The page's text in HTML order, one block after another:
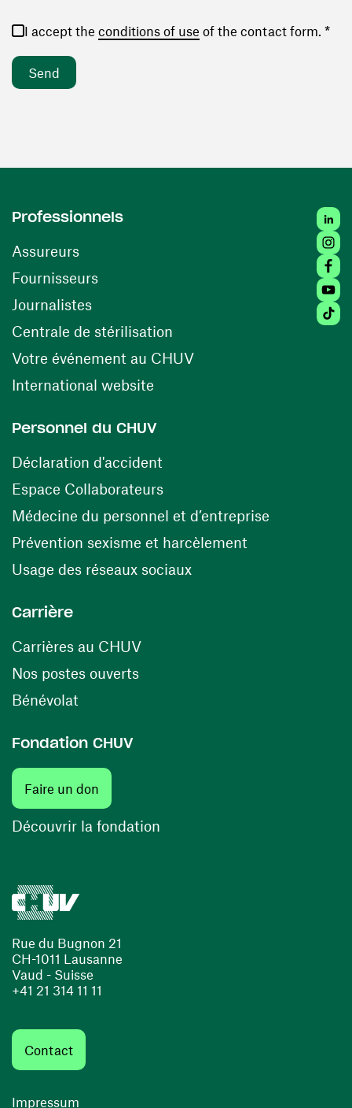
I accept the conditions of use (opens in a new window)
of the contact form. *
Rue du Bugnon 21
CH-1011 Lausanne
Vaud - Suisse
+41 21 314 11 11
Contact
Impressum
Professionnels
Assureurs
Fournisseurs(opens in a new window)
Journalistes
Centrale de stérilisation (opens in a new window)
Votre événement au CHUV(opens in a new
International website
Personnel du CHUV
Déclaration d'accident
Espace Collaborateurs(opens in a new window)
Médecine du personnel et d’entreprise
Prévention sexisme et harcèlement
Usage des réseaux sociaux(opens in a new
Carrière
Carrières au CHUV(opens in a new window)
Nos postes ouverts(opens in a new window)
Bénévolat
Fondation CHUV
Faire un don
Découvrir la fondation